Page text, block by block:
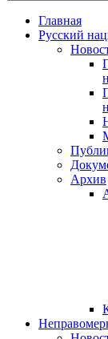
Главная
Русский
Архив